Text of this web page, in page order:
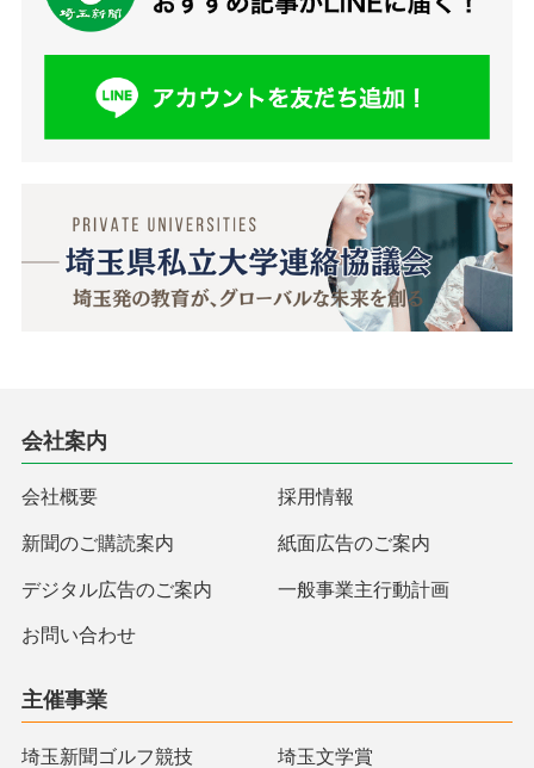
会社案内
会社概要 採用情報
新聞のご購読案内 紙面広告のご案内
デジタル広告のご案内 一般事業主行動計画
お問い合わせ
主催事業
埼玉新聞ゴルフ競技 埼玉文学賞